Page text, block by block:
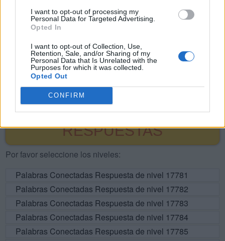
I want to opt-out of processing my
Personal Data for Targeted Advertising.
Opted In
I want to opt-out of Collection, Use,
Retention, Sale, and/or Sharing of my
Personal Data that Is Unrelated with the
Purposes for which it was collected.
Opted Out
CONFIRM
O D
A
O R
O
O
A
S O
BUSCAR MÁS
RESPUESTAS
Por favor seleccione los niveles:
Palabras Conectadas Respuesta de nivel 17781
Palabras Conectadas Respuesta de nivel 17782
Palabras Conectadas Respuesta de nivel 17783
Palabras Conectadas Respuesta de nivel 17784
Palabras Conectadas Respuesta de nivel 17785